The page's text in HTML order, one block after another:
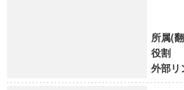
所属(
役割
外部リ